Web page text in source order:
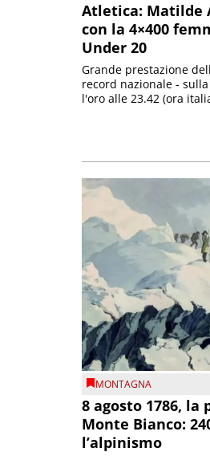
Atletica: Matilde
con la 4×400
Under 20
Grande prestazione
record nazionale -
l'oro alle 23.42 (ora
MONTAGNA
8 agosto 1786, la
Monte Bianco:
l’alpinismo